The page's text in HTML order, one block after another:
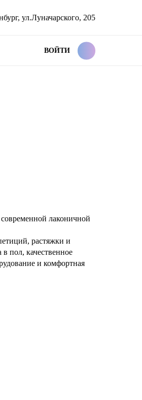
ул.Луначарского, 205
ВОЙТИ
лаконичной
растяжки и
пол, качественное
и комфортная